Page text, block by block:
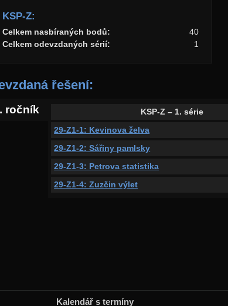
KSP-Z:
Celkem nasbíraných bodů:
40
Celkem odevzdaných sérií:
1
řešení:
ročník KSP-Z – 1. série
29-Z1-1: Kevinova želva
29-Z1-2: Sářiny pamlsky
29-Z1-3: Petrova statistika
29-Z1-4: Zuzčin výlet
Kalendář s termíny